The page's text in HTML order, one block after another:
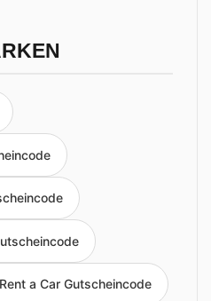
a Car Gutscheincode